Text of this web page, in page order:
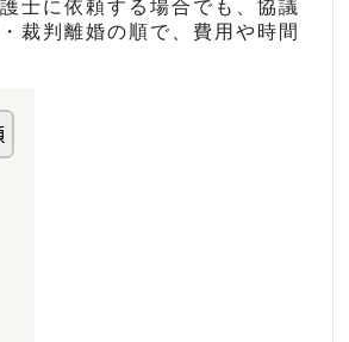
士に依頼する場合でも、協議
裁判離婚の順で、費用や時間